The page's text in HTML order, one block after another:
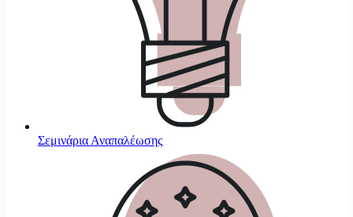
Σεμινάρια Αναπαλέωσης